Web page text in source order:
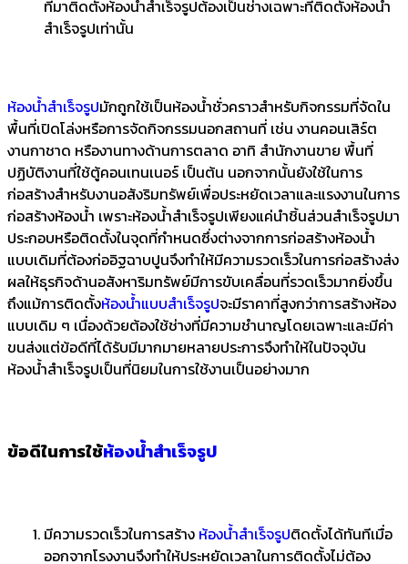
ที่มาติดตั้งห้องน้ำสำเร็จรูปต้องเป็นช่างเฉพาะที่ติดตั้งห้องน้ำ
สำเร็จรูปเท่านั้น
ห้องน้ำสำเร็จรูปมักถูกใช้เป็นห้องน้ำชั่วคราวสำหรับกิจกรรมที่จัดใน
พื้นที่เปิดโล่งหรือการจัดกิจกรรมนอกสถานที่ เช่น งานคอนเสิร์ต
งานกาชาด หรืองานทางด้านการตลาด อาทิ สำนักงานขาย พื้นที่
ปฏิบัติงานที่ใช้ตู้คอนเทนเนอร์ เป็นต้น นอกจากนั้นยังใช้ในการ
ก่อสร้างสำหรับงานอสังริมทรัพย์เพื่อประหยัดเวลาและแรงงานในการ
ก่อสร้างห้องน้ำ เพราะห้องน้ำสำเร็จรูปเพียงแค่นำชิ้นส่วนสำเร็จรูปมา
ประกอบหรือติดตั้งในจุดที่กำหนดซึ่งต่างจากการก่อสร้างห้องน้ำ
แบบเดิมที่ต้องก่ออิฐฉาบปูนจึงทำให้มีความรวดเร็วในการก่อสร้างส่ง
ผลให้ธุรกิจด้านอสังหาริมทรัพย์มีการขับเคลื่อนที่รวดเร็วมากยิ่งขึ้น
ถึงแม้การติดตั้งห้องน้ำแบบสำเร็จรูปจะมีราคาที่สูงกว่าการสร้างห้อง
แบบเดิม ๆ เนื่องด้วยต้องใช้ช่างที่มีความชำนาญโดยเฉพาะและมีค่า
ขนส่งแต่ข้อดีที่ได้รับมีมากมายหลายประการจึงทำให้ในปัจจุบัน
ห้องน้ำสำเร็จรูปเป็นที่นิยมในการใช้งานเป็นอย่างมาก
ข้อดีในการใช้ห้องน้ำสำเร็จรูป
มีความรวดเร็วในการสร้าง ห้องน้ำสำเร็จรูปติดตั้งได้ทันทีเมื่อ
ออกจากโรงงานจึงทำให้ประหยัดเวลาในการติดตั้งไม่ต้อง